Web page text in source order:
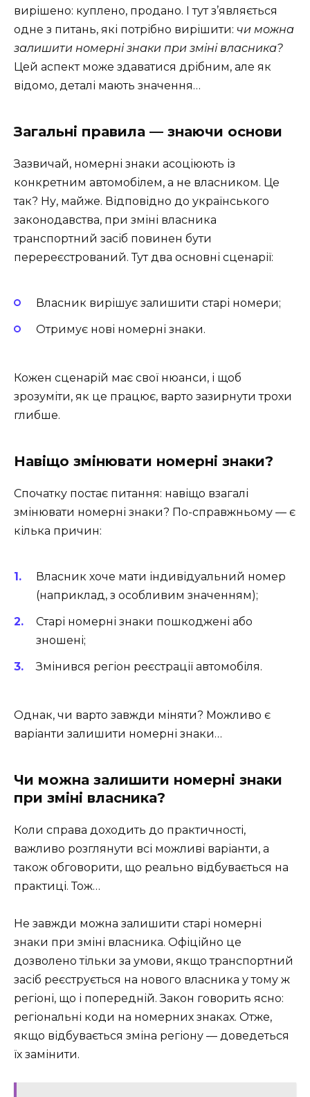
вирішено: куплено, продано. І тут з’являється
одне з питань, які потрібно вирішити: чи можна
залишити номерні знаки при зміні власника?
Цей аспект може здаватися дрібним, але як
відомо, деталі мають значення…
Загальні правила — знаючи основи
Зазвичай, номерні знаки асоціюють із
конкретним автомобілем, а не власником. Це
так? Ну, майже. Відповідно до українського
законодавства, при зміні власника
транспортний засіб повинен бути
перереєстрований. Тут два основні сценарії:
Власник вирішує залишити старі номери;
Отримує нові номерні знаки.
Кожен сценарій має свої нюанси, і щоб
зрозуміти, як це працює, варто зазирнути трохи
глибше.
Навіщо змінювати номерні знаки?
Спочатку постає питання: навіщо взагалі
змінювати номерні знаки? По-справжньому — є
кілька причин:
Власник хоче мати індивідуальний номер
(наприклад, з особливим значенням);
Старі номерні знаки пошкоджені або
зношені;
Змінився регіон реєстрації автомобіля.
Однак, чи варто завжди міняти? Можливо є
варіанти залишити номерні знаки…
Чи можна залишити номерні знаки
при зміні власника?
Коли справа доходить до практичності,
важливо розглянути всі можливі варіанти, а
також обговорити, що реально відбувається на
практиці. Тож…
Не завжди можна залишити старі номерні
знаки при зміні власника. Офіційно це
дозволено тільки за умови, якщо транспортний
засіб реєструється на нового власника у тому ж
регіоні, що і попередній. Закон говорить ясно:
регіональні коди на номерних знаках. Отже,
якщо відбувається зміна регіону — доведеться
їх замінити.